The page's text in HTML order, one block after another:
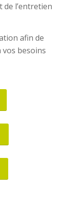
de l’entretien
afin de
vos besoins